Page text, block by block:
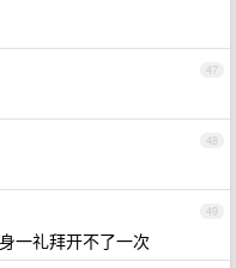
47
48
49
一礼拜开不了一次